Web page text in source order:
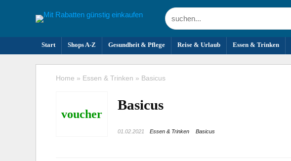
Start Shops A-Z Gesundheit & Pflege Reise & Urlaub Essen & Trinken
Home » Essen & Trinken » Basicus
voucher
Basicus
01.02.2021 Essen & Trinken Basicus